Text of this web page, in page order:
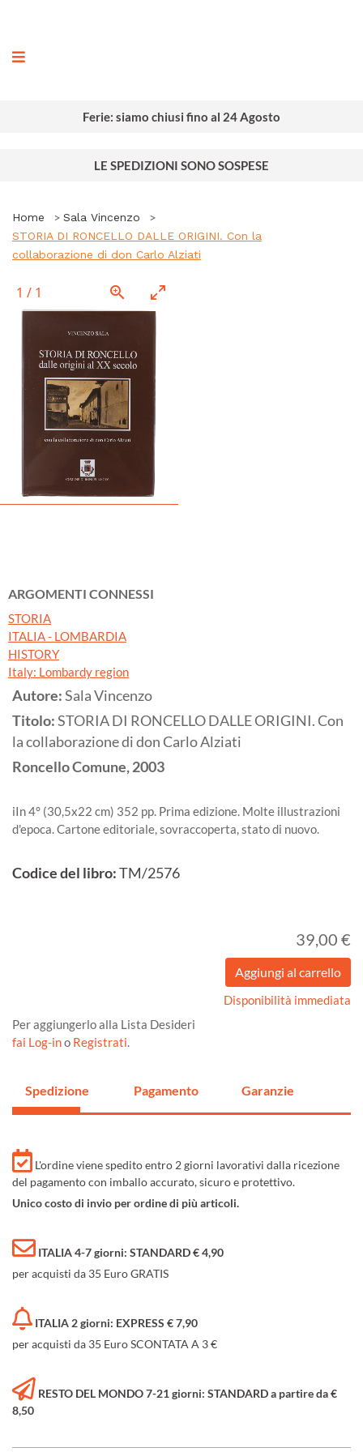
Ferie: siamo chiusi fino al 24 Agosto
LE SPEDIZIONI SONO SOSPESE
Home
Sala Vincenzo
STORIA DI RONCELLO DALLE ORIGINI. Con la
collaborazione di don Carlo Alziati
1 / 1
ARGOMENTI CONNESSI
STORIA
ITALIA - LOMBARDIA
HISTORY
Italy: Lombardy region
Autore:Sala Vincenzo
Titolo:STORIA DI RONCELLO DALLE ORIGINI. Con
la collaborazione di don Carlo Alziati
RoncelloComune,2003
iIn 4° (30,5x22 cm) 352 pp. Prima edizione. Molte illustrazioni
d'epoca. Cartone editoriale, sovraccoperta, stato di nuovo.
Codice del libro:TM/2576
39,00 €
Disponibilità immediata
Per aggiungerlo alla Lista Desideri
fai Log-ino Registrati.
Spedizione Pagamento Garanzie
L'ordine viene spedito entro 2 giorni lavorativi dalla ricezione
del pagamento con imballo accurato, sicuro e protettivo.
Unico costo di invio per ordine di più articoli.
ITALIA 4-7 giorni: STANDARD € 4,90
per acquisti da 35 Euro GRATIS
ITALIA 2 giorni: EXPRESS € 7,90
per acquisti da 35 Euro SCONTATA A 3 €
RESTO DEL MONDO 7-21 giorni: STANDARD a partire da €
8,50